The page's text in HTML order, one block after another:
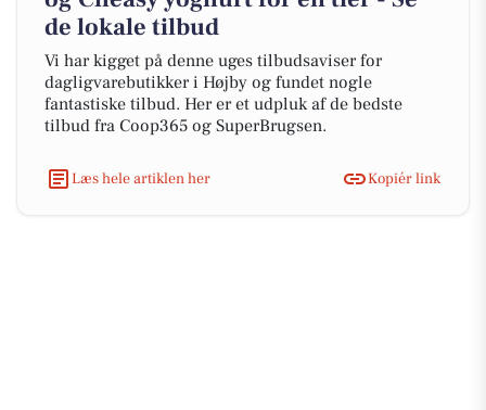
de lokale tilbud
Vi har kigget på denne uges tilbudsaviser for
dagligvarebutikker i Højby og fundet nogle
fantastiske tilbud. Her er et udpluk af de bedste
tilbud fra Coop365 og SuperBrugsen.
Læs hele artiklen her Kopiér link